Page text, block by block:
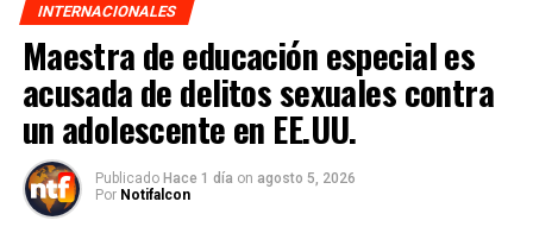
INTERNACIONALES
Maestra de educación especial es
acusada de delitos sexuales contra
un adolescente en EE.UU.
Publicado Hace 1 día on agosto 5, 2026
Por Notifalcon